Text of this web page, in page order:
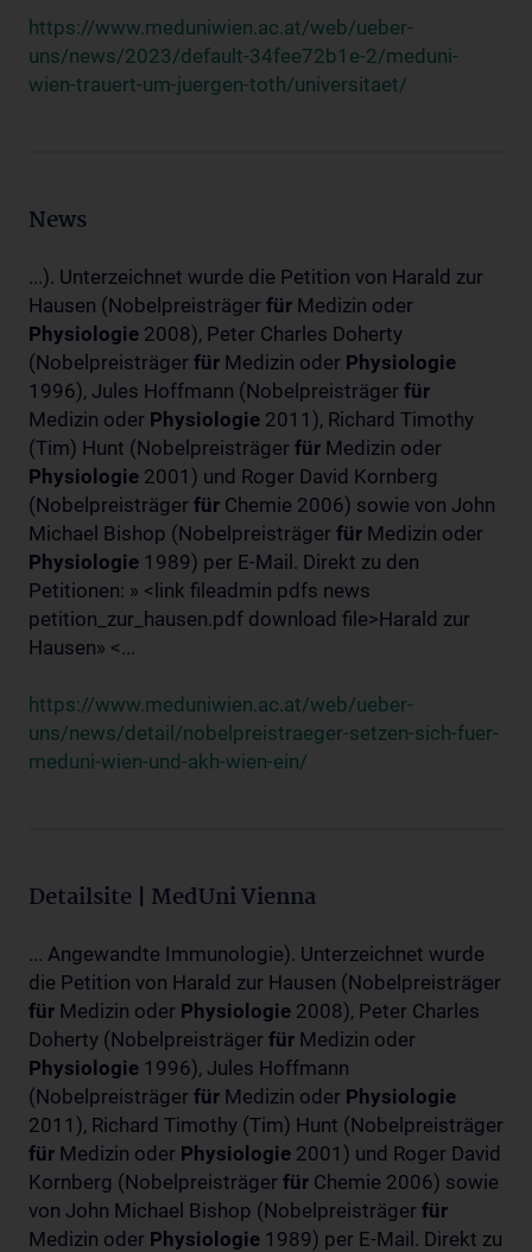
https://www.meduniwien.ac.at/web/ueber-
uns/news/2023/default-34fee72b1e-2/meduni-
wien-trauert-um-juergen-toth/universitaet/
News
...). Unterzeichnet wurde die Petition von Harald zur
Hausen (Nobelpreisträger für Medizin oder
Physiologie 2008), Peter Charles Doherty
(Nobelpreisträger für Medizin oder Physiologie
1996), Jules Hoffmann (Nobelpreisträger für
Medizin oder Physiologie 2011), Richard Timothy
(Tim) Hunt (Nobelpreisträger für Medizin oder
Physiologie 2001) und Roger David Kornberg
(Nobelpreisträger für Chemie 2006) sowie von John
Michael Bishop (Nobelpreisträger für Medizin oder
Physiologie 1989) per E-Mail. Direkt zu den
Petitionen: » <link fileadmin pdfs news
petition_zur_hausen.pdf download file>Harald zur
Hausen» <...
https://www.meduniwien.ac.at/web/ueber-
uns/news/detail/nobelpreistraeger-setzen-sich-fuer-
meduni-wien-und-akh-wien-ein/
Detailsite | MedUni Vienna
... Angewandte Immunologie). Unterzeichnet wurde
die Petition von Harald zur Hausen (Nobelpreisträger
für Medizin oder Physiologie 2008), Peter Charles
Doherty (Nobelpreisträger für Medizin oder
Physiologie 1996), Jules Hoffmann
(Nobelpreisträger für Medizin oder Physiologie
2011), Richard Timothy (Tim) Hunt (Nobelpreisträger
für Medizin oder Physiologie 2001) und Roger David
Kornberg (Nobelpreisträger für Chemie 2006) sowie
von John Michael Bishop (Nobelpreisträger für
Medizin oder Physiologie 1989) per E-Mail. Direkt zu